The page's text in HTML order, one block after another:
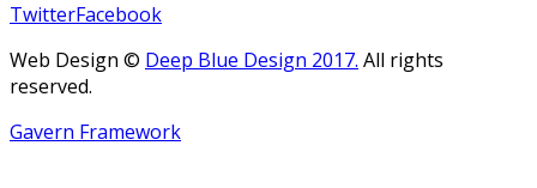
TwitterFacebook
Web Design © Deep Blue Design 2017. All rights
reserved.
Gavern Framework